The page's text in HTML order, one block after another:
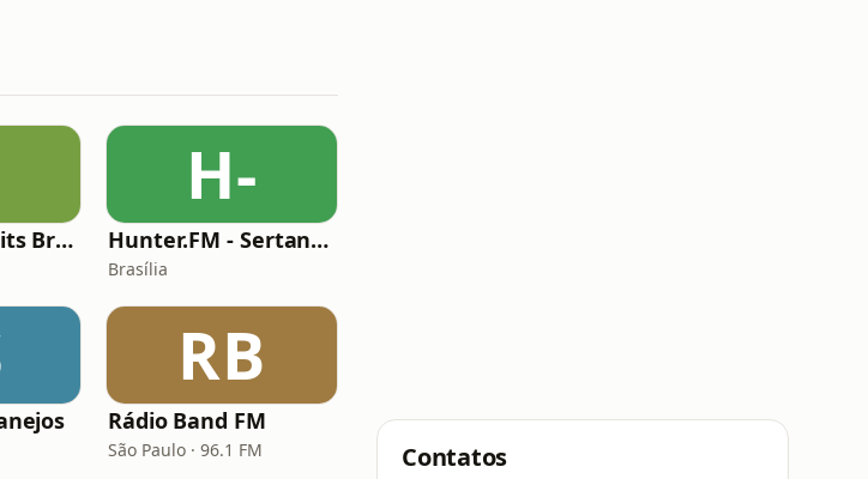
Hunter.FM - Hits Brasil
H-
Hunter.FM - Sertanejo
Brasília
RB
Rádio Band FM
São Paulo · 96.1 FM Contatos